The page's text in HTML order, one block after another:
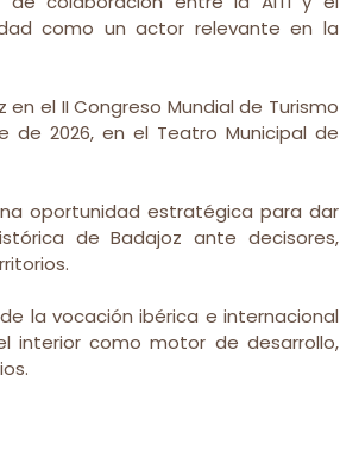
como un actor relevante en la
el II Congreso Mundial de Turismo
de 2026, en el Teatro Municipal de
oportunidad estratégica para dar
de Badajoz ante decisores,
la vocación ibérica e internacional
interior como motor de desarrollo,